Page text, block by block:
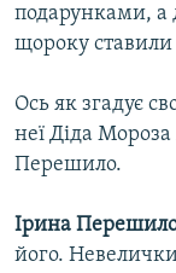
подарунками, а
щороку ставили
Ось як згадує
неї Діда
Перешило.
Ірина
його.